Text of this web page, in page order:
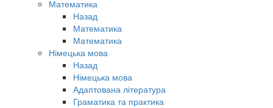
Математика
Назад
Математика
Математика
Німецька мова
Назад
Німецька мова
Адаптована література
Граматика та практика